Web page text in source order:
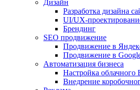
Дизайн
Разработка дизайна
UI/UX-
Брендинг
SEO продвижение
Продвижение в
Продвижение в
Автоматизация бизнеса
Настройка облачного
Внедрение